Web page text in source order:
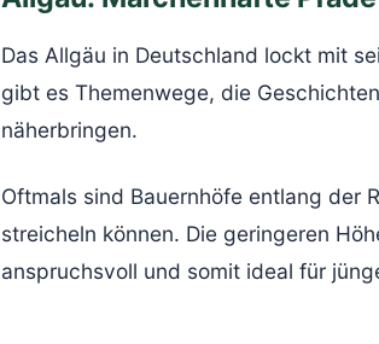
Das Allgäu in Deutschland lockt mit
gibt es Themenwege, die
näherbringen.
Oftmals sind Bauernhöfe entlang der
streicheln können. Die geringeren
anspruchsvoll und somit ideal für